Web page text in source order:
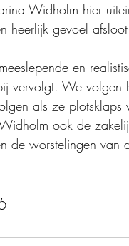
Widholm hier
heerlijk gevoel
en
vervolgt. We
als ze
ook de
de worstelingen van